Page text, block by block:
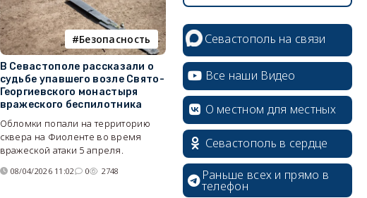
Безопасность
В Севастополе рассказали о
судьбе упавшего возле Свято-
Георгиевского монастыря
вражеского беспилотника
Обломки попали на территорию
сквера на Фиоленте во время
вражеской атаки 5 апреля.
08/04/2026 11:02 0 2748
Севастополь на связи
Все наши Видео
О местном для местных
Севастополь в сердце
Раньше всех и прямо в
телефон